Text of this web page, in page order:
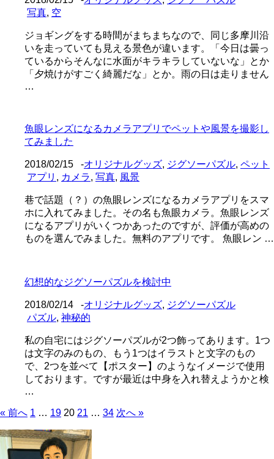
写真, 空
ジョギングをする時間がまちまちなので、同じ多摩川沿
いを走っていても見える景色が違います。「今日は曇っ
ているからそんなに水面がキラキラしていないな」とか
「夕焼けがすごく綺麗だな」とか。雨の日は走りません
…
魚眼レンズになるカメラアプリでペットや風景を撮影し
てみました
2018/02/15 -オリジナルグッズ, ジグソーパズル, ペット
アプリ , カメラ, 写真, 風景
巷で話題（？）の魚眼レンズになるカメラアプリをスマ
ホに入れてみました。その名も魚眼カメラ。魚眼レンズ
になるアプリがいくつかあったのですが、評価が高めの
ものを選んでみました。無料のアプリです。 魚眼レン …
幻想的なジグソーパズルを検討中
2018/02/14 -オリジナルグッズ, ジグソーパズル
パズル, 神秘的
私の自宅にはジグソーパズルが2つ飾ってあります。1つ
は文字のみのもの、もう1つはイラストと文字のもの
で、2つを並べて【ポスター】のようなイメージで使用
しております。ですが最近は中身を入れ替えようかと検
…
« 前へ 1 … 19 20 21 … 34 次へ »